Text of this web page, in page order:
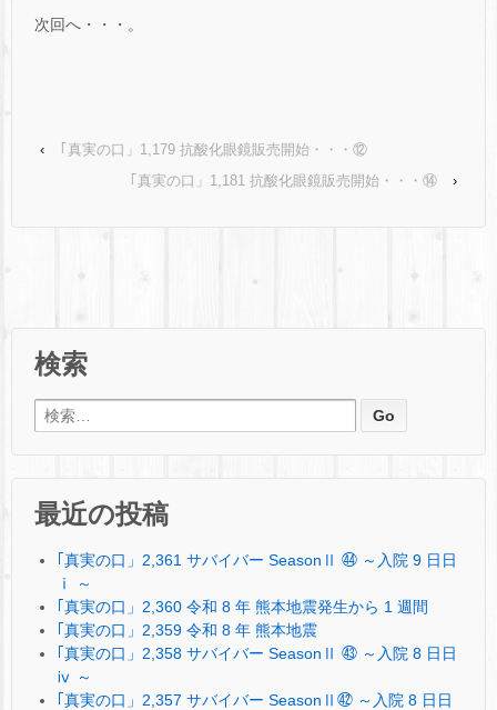
次回へ・・・。
‹
｢真実の口」1,179 抗酸化眼鏡販売開始・・・⑫
｢真実の口」1,181 抗酸化眼鏡販売開始・・・⑭
›
検索
検索:
最近の投稿
｢真実の口」2,361 サバイバー SeasonⅡ ㊹ ～入院 9 日日
ⅰ ～
｢真実の口」2,360 令和 8 年 熊本地震発生から 1 週間
｢真実の口」2,359 令和 8 年 熊本地震
｢真実の口」2,358 サバイバー SeasonⅡ ㊸ ～入院 8 日日
ⅳ ～
｢真実の口」2,357 サバイバー SeasonⅡ㊷ ～入院 8 日日